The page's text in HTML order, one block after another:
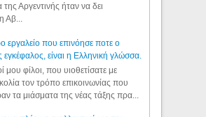
Αργεντινής ήταν να δει
Αβ...
εργαλείο που επινόησε ποτε ο
είναι η Ελληνική γλώσσα.
μου φίλοι, που υιοθετίσατε με
τον τρόπο επικοινωνίας που
τα μιάσματα της νέας τάξης πρα...